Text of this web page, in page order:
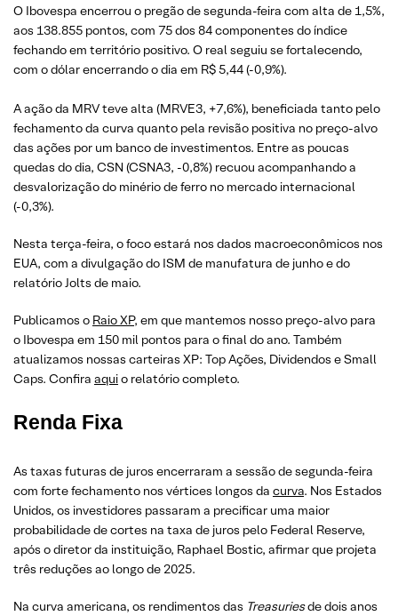
O Ibovespa encerrou o pregão de segunda-feira com alta de 1,5%,
aos 138.855 pontos, com 75 dos 84 componentes do índice
fechando em território positivo. O real seguiu se fortalecendo,
com o dólar encerrando o dia em R$ 5,44 (-0,9%).
A ação da MRV teve alta (MRVE3, +7,6%), beneficiada tanto pelo
fechamento da curva quanto pela revisão positiva no preço-alvo
das ações por um banco de investimentos. Entre as poucas
quedas do dia, CSN (CSNA3, -0,8%) recuou acompanhando a
desvalorização do minério de ferro no mercado internacional
(-0,3%).
Nesta terça-feira, o foco estará nos dados macroeconômicos nos
EUA, com a divulgação do ISM de manufatura de junho e do
relatório Jolts de maio.
Publicamos o Raio XP, em que mantemos nosso preço-alvo para
o Ibovespa em 150 mil pontos para o final do ano. Também
atualizamos nossas carteiras XP: Top Ações, Dividendos e Small
Caps. Confira aquio relatório completo.
Renda Fixa
As taxas futuras de juros encerraram a sessão de segunda-feira
com forte fechamento nos vértices longos da curva. Nos Estados
Unidos, os investidores passaram a precificar uma maior
probabilidade de cortes na taxa de juros pelo Federal Reserve,
após o diretor da instituição, Raphael Bostic, afirmar que projeta
três reduções ao longo de 2025.
Na curva americana, os rendimentos das Treasuriesde dois anos